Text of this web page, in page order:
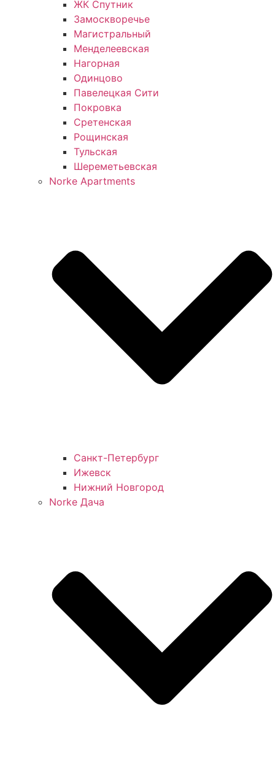
ЖК Спутник
Замоскворечье
Магистральный
Менделеевская
Нагорная
Одинцово
Павелецкая Сити
Покровка
Сретенская
Рощинская
Тульская
Шереметьевская
Norke Apartments
Санкт-Петербург
Ижевск
Нижний Новгород
Norke Дача